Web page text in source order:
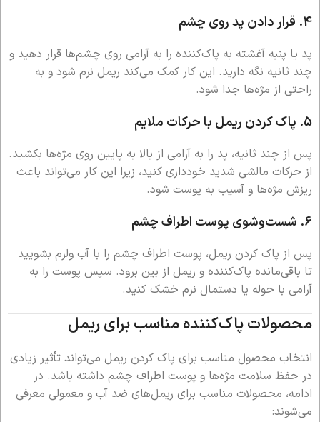
4. قرار دادن پد روی چشم
پد یا پنبه آغشته به پاک‌کننده را به آرامی روی چشم‌ها قرار دهید و
چند ثانیه نگه دارید. این کار کمک می‌کند ریمل نرم شود و به
راحتی از مژه‌ها جدا شود.
5. پاک کردن ریمل با حرکات ملایم
پس از چند ثانیه، پد را به آرامی از بالا به پایین روی مژه‌ها بکشید.
از حرکات مالشی شدید خودداری کنید، زیرا این کار می‌تواند باعث
ریزش مژه‌ها و آسیب به پوست شود.
6. شست‌وشوی پوست اطراف چشم
پس از پاک کردن ریمل، پوست اطراف چشم را با آب ولرم بشویید
تا باقی‌مانده پاک‌کننده و ریمل از بین برود. سپس پوست را به
آرامی با حوله یا دستمال نرم خشک کنید.
محصولات پاک‌کننده مناسب برای ریمل
انتخاب محصول مناسب برای پاک کردن ریمل می‌تواند تأثیر زیادی
در حفظ سلامت مژه‌ها و پوست اطراف چشم داشته باشد. در
ادامه، محصولات مناسب برای ریمل‌های ضد آب و معمولی معرفی
می‌شوند: